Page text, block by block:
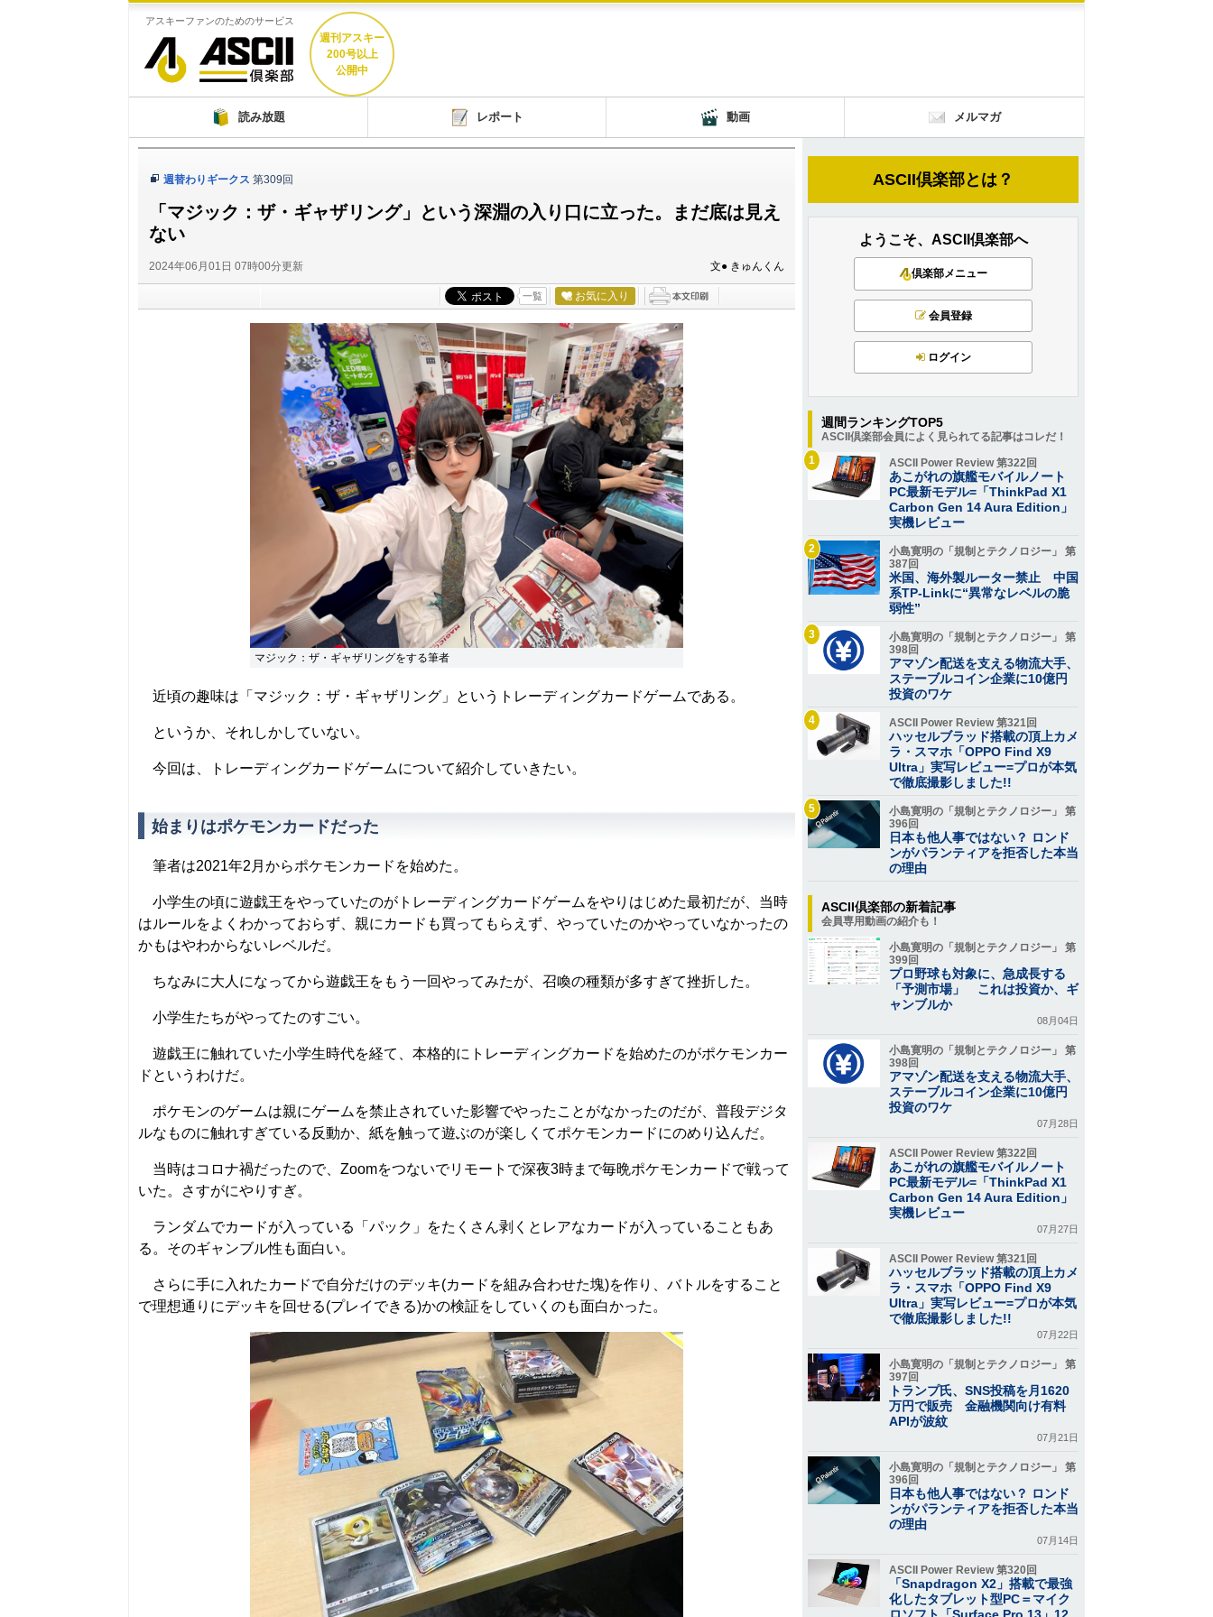
アスキーファンのためのサービス
ASCII倶楽部
週刊アスキー
200号以上
公開中
読み放題 レポート 動画 メルマガ
週替わりギークス 第309回
「マジック：ザ・ギャザリング」という深淵の入り口に立った。まだ底は見え
ない
2024年06月01日 07時00分更新 文● きゅんくん
一覧 お気に入り
マジック：ザ・ギャザリングをする筆者
近頃の趣味は「マジック：ザ・ギャザリング」というトレーディングカードゲームである。
というか、それしかしていない。
今回は、トレーディングカードゲームについて紹介していきたい。
始まりはポケモンカードだった
筆者は2021年2月からポケモンカードを始めた。
小学生の頃に遊戯王をやっていたのがトレーディングカードゲームをやりはじめた最初だが、当時
はルールをよくわかっておらず、親にカードも買ってもらえず、やっていたのかやっていなかったの
かもはやわからないレベルだ。
ちなみに大人になってから遊戯王をもう一回やってみたが、召喚の種類が多すぎて挫折した。
小学生たちがやってたのすごい。
遊戯王に触れていた小学生時代を経て、本格的にトレーディングカードを始めたのがポケモンカー
ドというわけだ。
ポケモンのゲームは親にゲームを禁止されていた影響でやったことがなかったのだが、普段デジタ
ルなものに触れすぎている反動か、紙を触って遊ぶのが楽しくてポケモンカードにのめり込んだ。
当時はコロナ禍だったので、Zoomをつないでリモートで深夜3時まで毎晩ポケモンカードで戦って
いた。さすがにやりすぎ。
ランダムでカードが入っている「パック」をたくさん剥くとレアなカードが入っていることもあ
る。そのギャンブル性も面白い。
さらに手に入れたカードで自分だけのデッキ(カードを組み合わせた塊)を作り、バトルをすること
で理想通りにデッキを回せる(プレイできる)かの検証をしていくのも面白かった。
ASCII倶楽部とは？
ようこそ、ASCII倶楽部へ
倶楽部メニュー
会員登録
ログイン
週間ランキングTOP5
ASCII倶楽部会員によく見られてる記事はコレだ！
1
ASCII Power Review 第322回
あこがれの旗艦モバイルノート
PC最新モデル=「ThinkPad X1
Carbon Gen 14 Aura Edition」
実機レビュー
2
小島寛明の「規制とテクノロジー」 第
387回
米国、海外製ルーター禁止 中国
系TP-Linkに“異常なレベルの脆
弱性”
3
小島寛明の「規制とテクノロジー」 第
398回
アマゾン配送を支える物流大手、
ステーブルコイン企業に10億円
投資のワケ
4 ASCII Power Review 第321回
ハッセルブラッド搭載の頂上カメ
ラ・スマホ「OPPO Find X9
Ultra」実写レビュー=プロが本気
で徹底撮影しました!!
5
小島寛明の「規制とテクノロジー」 第
396回
日本も他人事ではない？ ロンド
ンがパランティアを拒否した本当
の理由
ASCII倶楽部の新着記事
会員専用動画の紹介も！
小島寛明の「規制とテクノロジー」 第
399回
プロ野球も対象に、急成長する
「予測市場」 これは投資か、ギ
ャンブルか
08月04日
小島寛明の「規制とテクノロジー」 第
398回
アマゾン配送を支える物流大手、
ステーブルコイン企業に10億円
投資のワケ
07月28日
ASCII Power Review 第322回
あこがれの旗艦モバイルノート
PC最新モデル=「ThinkPad X1
Carbon Gen 14 Aura Edition」
実機レビュー
07月27日
ASCII Power Review 第321回
ハッセルブラッド搭載の頂上カメ
ラ・スマホ「OPPO Find X9
Ultra」実写レビュー=プロが本気
で徹底撮影しました!!
07月22日
小島寛明の「規制とテクノロジー」 第
397回
トランプ氏、SNS投稿を月1620
万円で販売 金融機関向け有料
APIが波紋
07月21日
小島寛明の「規制とテクノロジー」 第
396回
日本も他人事ではない？ ロンド
ンがパランティアを拒否した本当
の理由
07月14日
ASCII Power Review 第320回
「Snapdragon X2」搭載で最強
化したタブレット型PC＝マイク